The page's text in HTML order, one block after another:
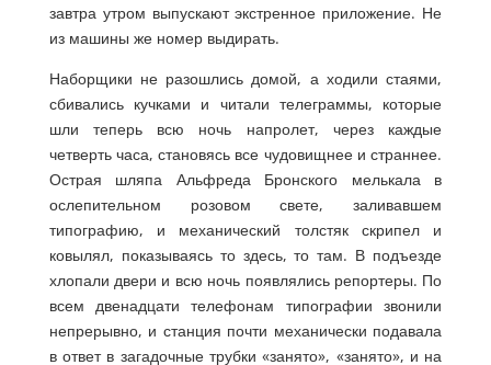
завтра утром выпускают экстренное приложение. Не
из машины же номер выдирать.
Наборщики не разошлись домой, а ходили стаями,
сбивались кучками и читали телеграммы, которые
шли теперь всю ночь напролет, через каждые
четверть часа, становясь все чудовищнее и страннее.
Острая шляпа Альфреда Бронского мелькала в
ослепительном розовом свете, заливавшем
типографию, и механический толстяк скрипел и
ковылял, показываясь то здесь, то там. В подъезде
хлопали двери и всю ночь появлялись репортеры. По
всем двенадцати телефонам типографии звонили
непрерывно, и станция почти механически подавала
в ответ в загадочные трубки «занято», «занято», и на